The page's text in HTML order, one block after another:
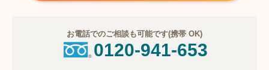
お電話でのご相談も可能です(携帯 OK)
0120-941-653